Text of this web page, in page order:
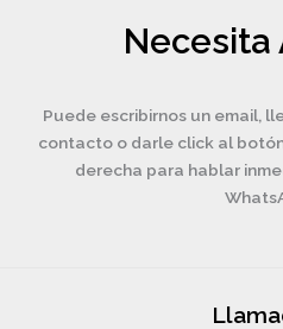
Necesita
Puede escribirnos un email,
contacto o darle click al
derecha para hablar